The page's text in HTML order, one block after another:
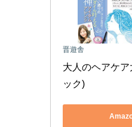
晋遊舎
大人のヘアケ
ック)